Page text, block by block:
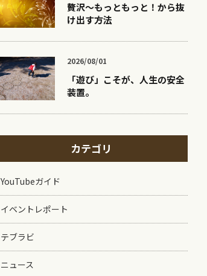
贅沢〜もっともっと！から抜
け出す方法
2026/08/01
「遊び」こそが、人生の安全
装置。
カテゴリ
YouTubeガイド
イベントレポート
テブラビ
ニュース